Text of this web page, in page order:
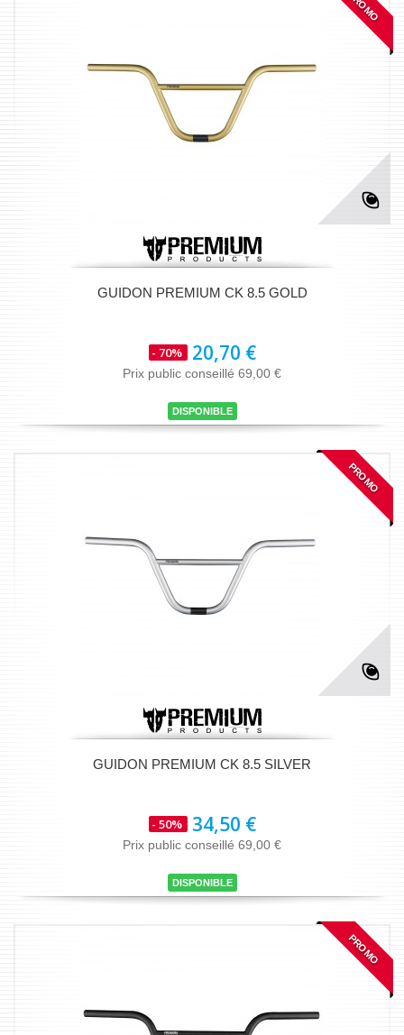
GUIDON PREMIUM CK 8.5 GOLD
- 70% 20,70 €
Prix public conseillé 69,00 €
DISPONIBLE
PROMO
GUIDON PREMIUM CK 8.5 SILVER
- 50% 34,50 €
Prix public conseillé 69,00 €
DISPONIBLE
PROMO